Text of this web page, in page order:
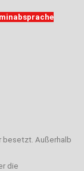
besetzt. Außerhalb
die